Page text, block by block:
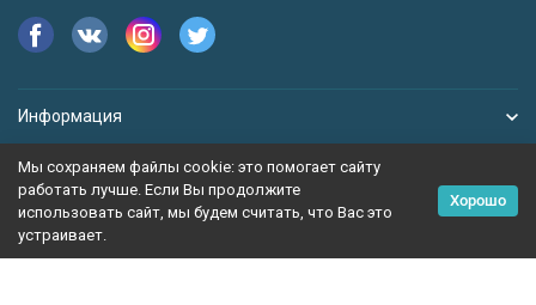
Информация
Политика персональных данных Карта сайта
Мы сохраняем файлы cookie: это помогает сайту
работать лучше. Если Вы продолжите
использовать сайт, мы будем считать, что Вас это
устраивает.
Хорошо